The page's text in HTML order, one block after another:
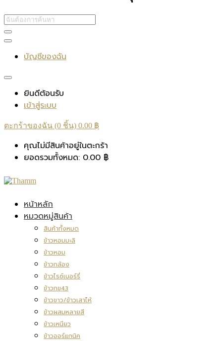
บัญชีของฉัน
ยินดีต้อนรับ
เข้าสู่ระบบ
ตะกร้าของฉัน (0 ชิ้น) 0.00 ฿
คุณไม่มีสินค้าอยู่ในตะกร้า
ยอดรวมทั้งหมด: 0.00 ฿
หน้าหลัก
หมวดหมู่สินค้า
สินค้าทั้งหมด
ข้าวหอมมะลิ
ข้าวหอม
ข้าวกล้อง
ข้าวไรซ์เบอร์รี่
ข้าวกข43
ข้าวขาว/ข้าวเสาไห้
ข้าวผสมหลายสี
ข้าวเหนียว
ข้าวออร์แกนิค